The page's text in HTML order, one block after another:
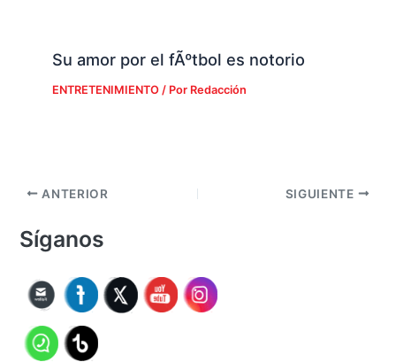
Su amor por el fÃºtbol es notorio
ENTRETENIMIENTO/ Por Redacción
ANTERIOR SIGUIENTE
Síganos